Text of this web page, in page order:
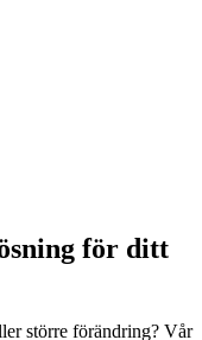
för ditt
större förändring? Vår